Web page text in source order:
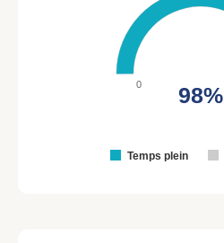
Temps plein
0 98%